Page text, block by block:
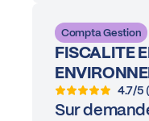
Compta Gestion
FISCALITE
4.7/5
Sur